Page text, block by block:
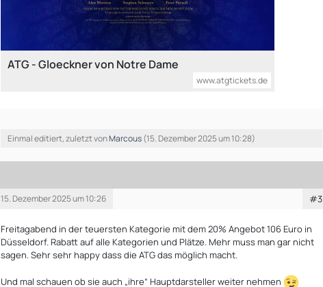
ATG - Gloeckner von Notre Dame
www.atgtickets.de
Einmal editiert, zuletzt vonMarcous(15. Dezember 2025 um 10:28)
15. Dezember 2025 um 10:26 #3
Freitagabend in der teuersten Kategorie mit dem 20% Angebot 106 Euro in
Düsseldorf. Rabatt auf alle Kategorien und Plätze. Mehr muss man gar nicht
sagen. Sehr sehr happy dass die ATG das möglich macht.
Und mal schauen ob sie auch „ihre“ Hauptdarsteller weiter nehmen